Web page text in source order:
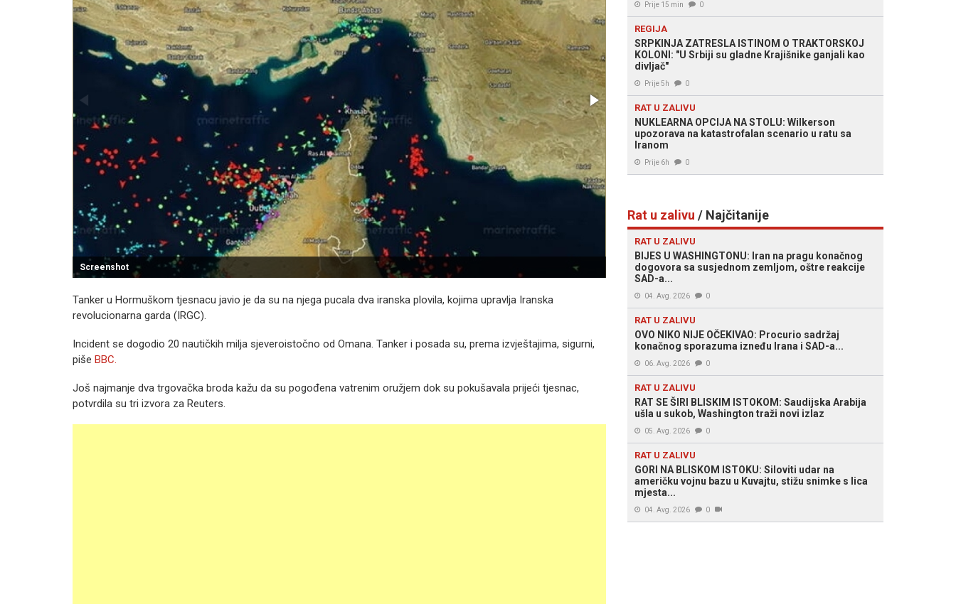
Screenshot Foto: Agencije
Tanker u Hormuškom tjesnacu javio je da su na njega pucala dva iranska plovila, kojima upravlja Iranska
revolucionarna garda (IRGC).
Incident se dogodio 20 nautičkih milja sjeveroistočno od Omana. Tanker i posada su, prema izvještajima, sigurni,
piše BBC.
Još najmanje dva trgovačka broda kažu da su pogođena vatrenim oružjem dok su pokušavala prijeći tjesnac,
potvrdila su tri izvora za Reuters.
Prije 15 min 0
REGIJA
SRPKINJA ZATRESLA ISTINOM O TRAKTORSKOJ
KOLONI: "U Srbiji su gladne Krajišnike ganjali kao
divljač"
Prije 5h 0
RAT U ZALIVU
NUKLEARNA OPCIJA NA STOLU: Wilkerson
upozorava na katastrofalan scenario u ratu sa
Iranom
Prije 6h 0
Rat u zalivu / Najčitanije
RAT U ZALIVU
BIJES U WASHINGTONU: Iran na pragu konačnog
dogovora sa susjednom zemljom, oštre reakcije
SAD-a...
04. Avg. 2026 0
RAT U ZALIVU
OVO NIKO NIJE OČEKIVAO: Procurio sadržaj
konačnog sporazuma izneđu Irana i SAD-a...
06. Avg. 2026 0
RAT U ZALIVU
RAT SE ŠIRI BLISKIM ISTOKOM: Saudijska Arabija
ušla u sukob, Washington traži novi izlaz
05. Avg. 2026 0
RAT U ZALIVU
GORI NA BLISKOM ISTOKU: Siloviti udar na
američku vojnu bazu u Kuvajtu, stižu snimke s lica
mjesta...
04. Avg. 2026 0